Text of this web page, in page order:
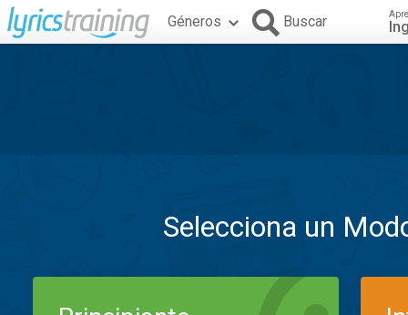
Géneros Buscar
Selecciona un